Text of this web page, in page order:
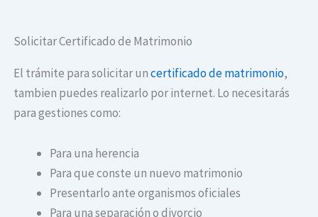
Solicitar Certificado de Matrimonio
El trámite para solicitar uncertificado de matrimonio,
tambien puedes realizarlo por internet. Lo necesitarás
para gestiones como:
Para una herencia
Para que conste un nuevo matrimonio
Presentarlo ante organismos oficiales
Para una separación o divorcio